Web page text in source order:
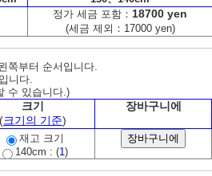
정가 세금 포함： 18700 yen
(세금 제외：17000 yen)
쪽부터 순서입니다.
니다.
수 있습니다.)
크기
(크기의 기준)
장바구니에
재고 크기
140cm : (1)